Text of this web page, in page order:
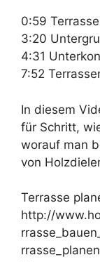
0:59
3:20
4:31
7:52
In diesem
für Schritt,
worauf man
von
Terrasse
http://